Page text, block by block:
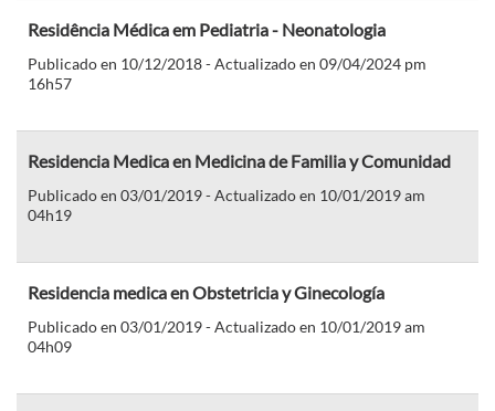
Residência Médica em Pediatria - Neonatologia
Publicado en 10/12/2018 - Actualizado en 09/04/2024 pm
16h57
Residencia Medica en Medicina de Familia y Comunidad
Publicado en 03/01/2019 - Actualizado en 10/01/2019 am
04h19
Residencia medica en Obstetricia y Ginecología
Publicado en 03/01/2019 - Actualizado en 10/01/2019 am
04h09